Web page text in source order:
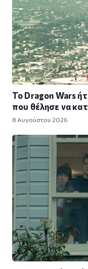
Το Dragon Wars
που θέλησε να
8 Αυγούστου 2026